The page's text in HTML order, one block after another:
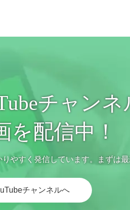
チャン
を配信中！
やすく発信しています。まずは最
チャンネルへ